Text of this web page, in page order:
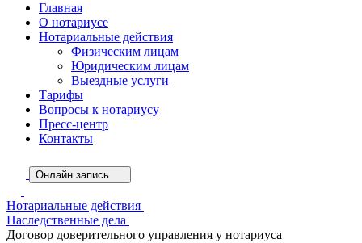
Главная
О нотариусе
Нотариальные действия
Физическим лицам
Юридическим лицам
Выездные услуги
Тарифы
Вопросы к нотариусу
Пресс-центр
Контакты
Онлайн запись
Нотариальные действия
Наследственные дела
Договор доверительного управления у нотариуса